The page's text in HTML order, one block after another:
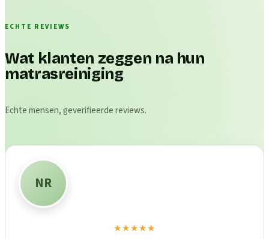
ECHTE REVIEWS
Wat klanten zeggen na hun
matrasreiniging
Echte mensen, geverifieerde reviews.
NR
★★★★★